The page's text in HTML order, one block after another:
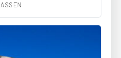
ASSEN